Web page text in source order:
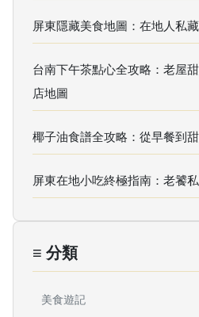
屏東隱藏美食地圖：在地人私
台南下午茶點心全攻略：老屋
店地圖
椰子油食譜全攻略：從早餐到
屏東在地小吃終極指南：老饕
≡ 分類
美食遊記